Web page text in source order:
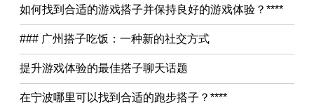
如何找到合适的游戏搭子并保持良好的游戏体验？****
### 广州搭子吃饭：一种新的社交方式
提升游戏体验的最佳搭子聊天话题
在宁波哪里可以找到合适的跑步搭子？****